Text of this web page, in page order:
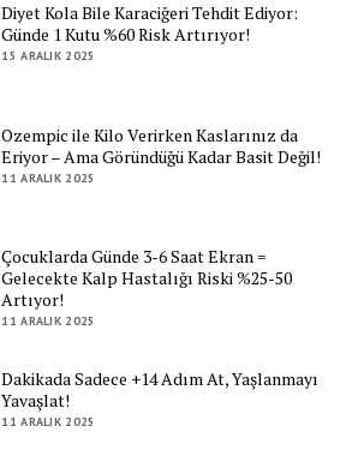
Diyet Kola Bile Karaciğeri Tehdit Ediyor:
Günde 1 Kutu %60 Risk Artırıyor!
15 ARALIK 2025
Ozempic ile Kilo Verirken Kaslarınız da
Eriyor – Ama Göründüğü Kadar Basit Değil!
11 ARALIK 2025
Çocuklarda Günde 3-6 Saat Ekran =
Gelecekte Kalp Hastalığı Riski %25-50
Artıyor!
11 ARALIK 2025
Dakikada Sadece +14 Adım At, Yaşlanmayı
Yavaşlat!
11 ARALIK 2025